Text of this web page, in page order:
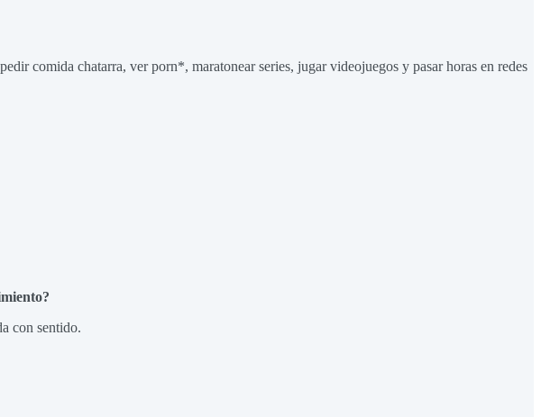
comida chatarra, ver porn*, maratonear series, jugar videojuegos y pasar horas en redes
con sentido.